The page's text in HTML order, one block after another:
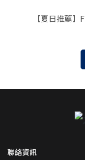
【夏日推薦
聯絡資訊